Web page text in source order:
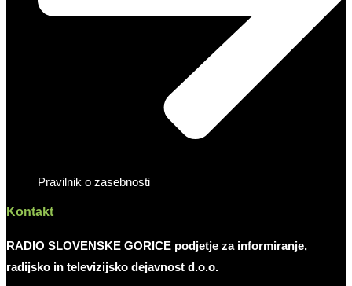
Pravilnik o zasebnosti
Kontakt
RADIO SLOVENSKE GORICE podjetje za informiranje,
radijsko in televizijsko dejavnost d.o.o.